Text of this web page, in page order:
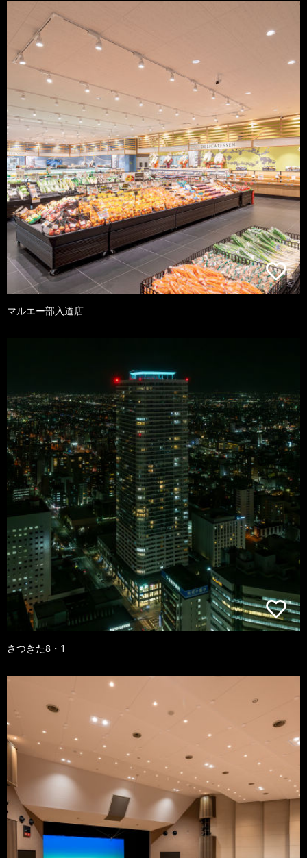
マルエー部入道店
さつきた8・1